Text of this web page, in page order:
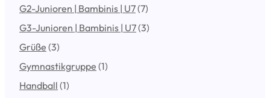
G2-Junioren | Bambinis | U7(7)
G3-Junioren | Bambinis | U7(3)
Grüße (3)
Gymnastikgruppe (1)
Handball (1)